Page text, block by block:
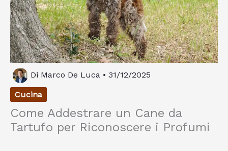
Di Marco De Luca • 31/12/2025
Cucina
Come Addestrare un Cane da
Tartufo per Riconoscere i Profumi